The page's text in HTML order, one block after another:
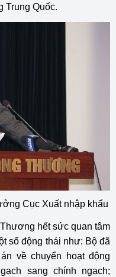
Trung Quốc.
Cục Xuất nhập khẩu
hết sức quan tâm
số động thái như: Bộ đã
về chuyển hoạt động
sang chính ngạch;